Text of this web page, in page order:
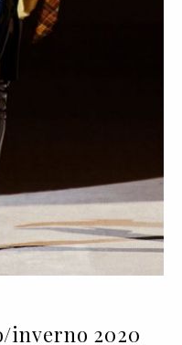
inverno 2020